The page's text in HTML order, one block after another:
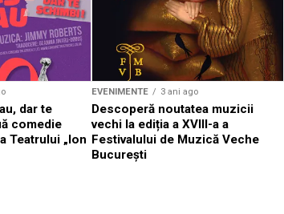
dar te
comedie
Teatrului „Ion
EVENIMENTE 3 ani ago
Descoperă noutatea muzicii
vechi la ediția a XVIII-a a
Festivalului de Muzică Veche
București